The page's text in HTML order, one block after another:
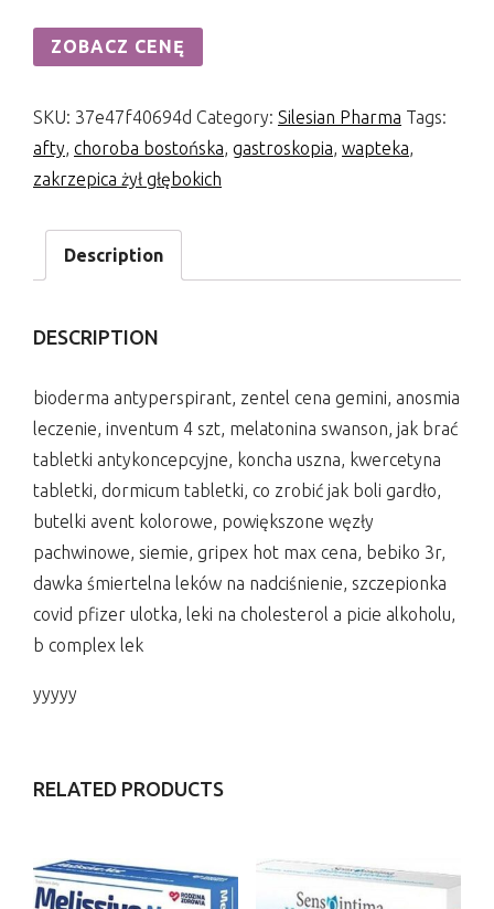
ZOBACZ CENĘ
SKU: 37e47f40694d Category: Silesian Pharma Tags:
afty, choroba bostońska, gastroskopia, wapteka,
zakrzepica żył głębokich
Description
DESCRIPTION
bioderma antyperspirant, zentel cena gemini, anosmia
leczenie, inventum 4 szt, melatonina swanson, jak brać
tabletki antykoncepcyjne, koncha uszna, kwercetyna
tabletki, dormicum tabletki, co zrobić jak boli gardło,
butelki avent kolorowe, powiększone węzły
pachwinowe, siemie, gripex hot max cena, bebiko 3r,
dawka śmiertelna leków na nadciśnienie, szczepionka
covid pfizer ulotka, leki na cholesterol a picie alkoholu,
b complex lek
yyyyy
RELATED PRODUCTS